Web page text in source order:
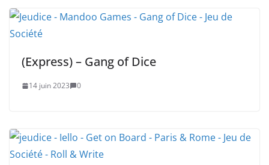
(Express) – Gang of Dice
14 juin 2023 0